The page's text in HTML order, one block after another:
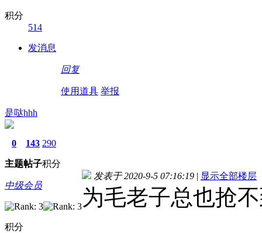
积分
514
发消息
回复
使用道具 举报
是哒hhh
0
主题
143
帖子
290
积分
中级会员
积分
发表于 2020-9-5 07:16:19 | 显示全部楼层
为毛老子总也抢